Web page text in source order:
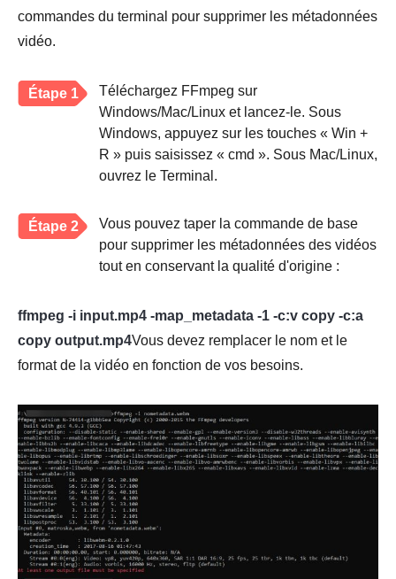
commandes du terminal pour supprimer les métadonnées
vidéo.
Étape 1
Téléchargez FFmpeg sur
Windows/Mac/Linux et lancez-le. Sous
Windows, appuyez sur les touches « Win +
R » puis saisissez « cmd ». Sous Mac/Linux,
ouvrez le Terminal.
Étape 2
Vous pouvez taper la commande de base
pour supprimer les métadonnées des vidéos
tout en conservant la qualité d'origine :
ffmpeg -i input.mp4 -map_metadata -1 -c:v copy -c:a
copy output.mp4Vous devez remplacer le nom et le
format de la vidéo en fonction de vos besoins.